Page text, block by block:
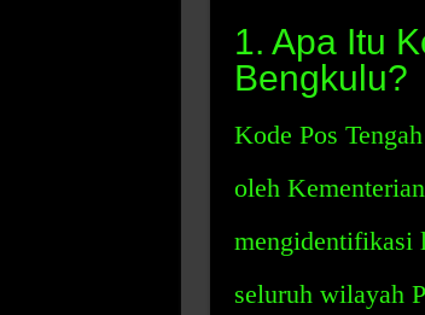
1. Apa Itu
Bengkulu?
Kode Pos
oleh
mengidentifikasi
seluruh wilayah